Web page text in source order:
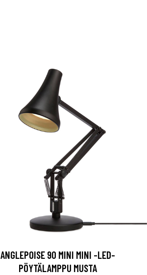
ANGLEPOISE 90 MINI MINI -LED-
PÖYTÄLAMPPU MUSTA